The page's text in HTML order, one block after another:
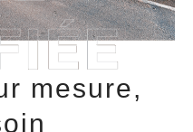
mesure,